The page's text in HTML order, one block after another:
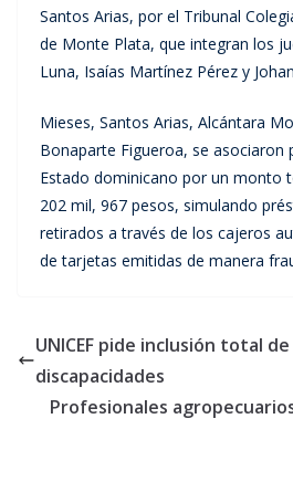
Santos Arias, por el Tribunal
de Monte Plata, que integran los
Luna, Isaías Martínez Pérez y
Mieses, Santos Arias, Alcántara
Bonaparte Figueroa, se asociaron
Estado dominicano por un monto
202 mil, 967 pesos, simulando
retirados a través de los cajeros
de tarjetas emitidas de manera
UNICEF pide inclusión total
discapacidades
Profesionales